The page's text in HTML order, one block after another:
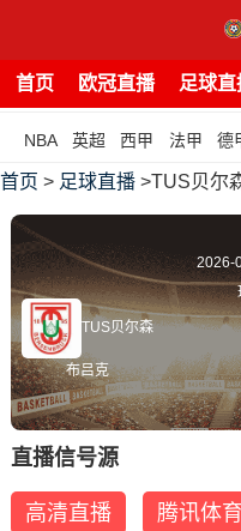
首页 欧冠直播 足球直
NBA 英超 西甲 法甲 德
首页 > 足球直播 >TUS贝尔
TUS贝尔森
布吕克
2026-
直播信号源
高清直播 腾讯体育